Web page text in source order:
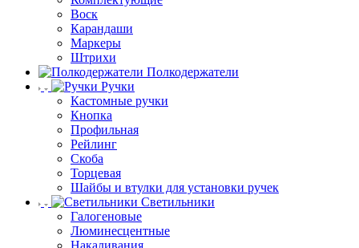
Воск
Карандаши
Маркеры
Штрихи
Полкодержатели
Ручки
Кастомные ручки
Кнопка
Профильная
Рейлинг
Скоба
Торцевая
Шайбы и втулки для установки ручек
Светильники
Галогеновые
Люминесцентные
Накаливания